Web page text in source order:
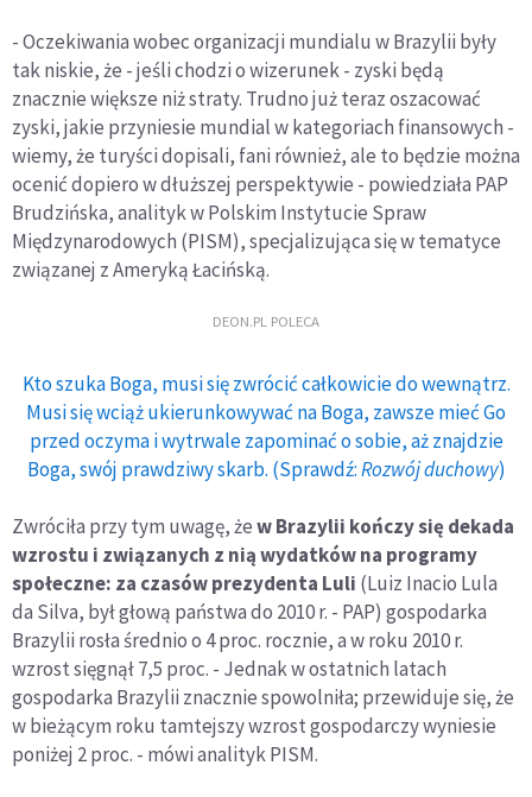
- Oczekiwania wobec organizacji mundialu w Brazylii były
tak niskie, że - jeśli chodzi o wizerunek - zyski będą
znacznie większe niż straty. Trudno już teraz oszacować
zyski, jakie przyniesie mundial w kategoriach finansowych -
wiemy, że turyści dopisali, fani również, ale to będzie można
ocenić dopiero w dłuższej perspektywie - powiedziała PAP
Brudzińska, analityk w Polskim Instytucie Spraw
Międzynarodowych (PISM), specjalizująca się w tematyce
związanej z Ameryką Łacińską.
DEON.PL POLECA
Kto szuka Boga, musi się zwrócić całkowicie do wewnątrz.
Musi się wciąż ukierunkowywać na Boga, zawsze mieć Go
przed oczyma i wytrwale zapominać o sobie, aż znajdzie
Boga, swój prawdziwy skarb. (Sprawdź:Rozwój duchowy)
Zwróciła przy tym uwagę, żew Brazylii kończy się dekada
wzrostu i związanych z nią wydatków na programy
społeczne: za czasów prezydenta Luli (Luiz Inacio Lula
da Silva, był głową państwa do 2010 r. - PAP) gospodarka
Brazylii rosła średnio o 4 proc. rocznie, a w roku 2010 r.
wzrost sięgnął 7,5 proc. - Jednak w ostatnich latach
gospodarka Brazylii znacznie spowolniła; przewiduje się, że
w bieżącym roku tamtejszy wzrost gospodarczy wyniesie
poniżej 2 proc. - mówi analityk PISM.